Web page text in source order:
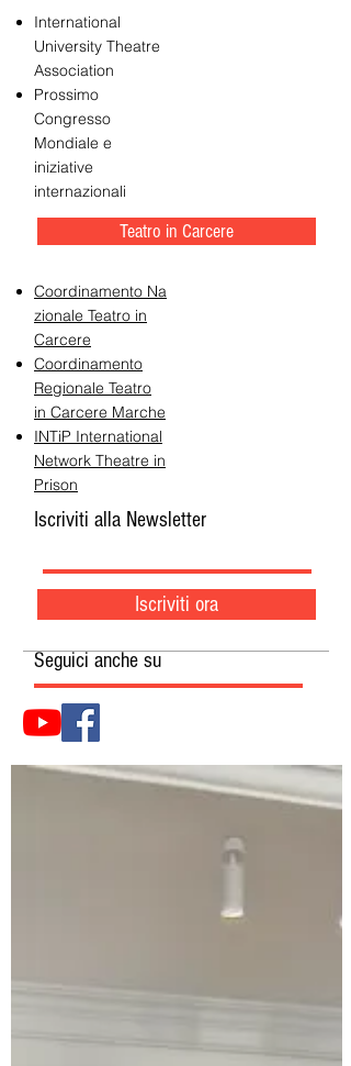
International
University Theatre
Association
Prossimo
Congresso
Mondiale e
iniziative
internazionali
Teatro in Carcere
Coordinamento Na
zionale Teatro in
Carcere
Coordinamento
Regionale Teatro
in Carcere Marche
INTiP International
Network Theatre in
Prison
Iscriviti alla Newsletter
Iscriviti ora
Seguici anche su